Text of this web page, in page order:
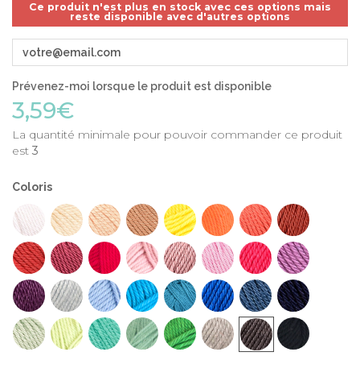
Ce produit n'est plus en stock avec ces options mais
reste disponible avec d'autres options
Prévenez-moi lorsque le produit est disponible
3,59€
La quantité minimale pour pouvoir commander ce produit
est 3
Coloris